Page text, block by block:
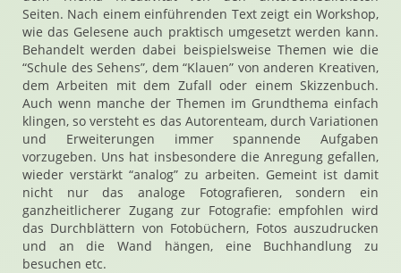
Seiten. Nach einem einführenden Text zeigt ein Workshop,
wie das Gelesene auch praktisch umgesetzt werden kann.
Behandelt werden dabei beispielsweise Themen wie die
“Schule des Sehens”, dem “Klauen” von anderen Kreativen,
dem Arbeiten mit dem Zufall oder einem Skizzenbuch.
Auch wenn manche der Themen im Grundthema einfach
klingen, so versteht es das Autorenteam, durch Variationen
und Erweiterungen immer spannende Aufgaben
vorzugeben. Uns hat insbesondere die Anregung gefallen,
wieder verstärkt “analog” zu arbeiten. Gemeint ist damit
nicht nur das analoge Fotografieren, sondern ein
ganzheitlicherer Zugang zur Fotografie: empfohlen wird
das Durchblättern von Fotobüchern, Fotos auszudrucken
und an die Wand hängen, eine Buchhandlung zu
besuchen etc.